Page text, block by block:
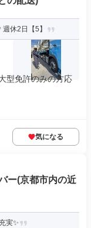
休2日【5】
型免許のみの方応
気になる
ー(京都市内の近
実✨